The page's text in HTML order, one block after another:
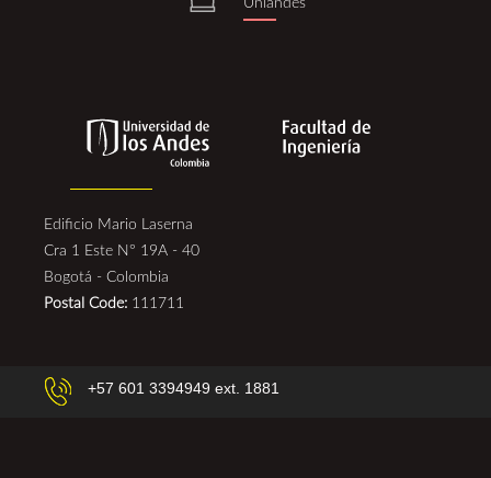
Uniandes
Edificio Mario Laserna
Cra 1 Este N° 19A - 40
Bogotá - Colombia
Postal Code: 111711
+57 601 3394949 ext. 1881